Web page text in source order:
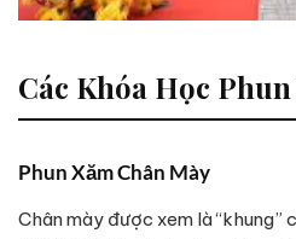
Các Khóa Học
Phun Xăm Chân Mày
Chân mày được xem là